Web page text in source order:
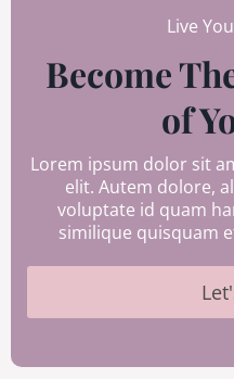
Live
Become
of
Lorem ipsum dolor sit
elit. Autem dolore,
voluptate id quam
similique quisquam